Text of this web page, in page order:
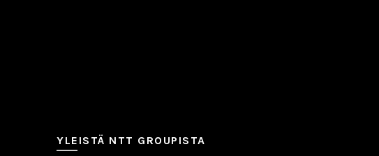
YLEISTÄ NTT GROUPISTA